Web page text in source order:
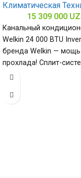
Климатическая
15 309 000
Канальный
Welkin 24 000 BTU
бренда Welkin — мощь
прохлада! Сплит-
мощностью 24000 БТЕ